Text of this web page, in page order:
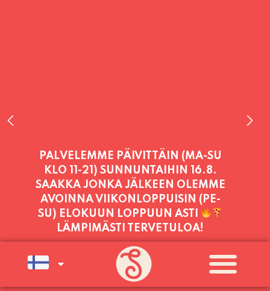
PALVELEMME TÄNÄÄN:
TORSTAI 11:00 - 21:00
PALVELEMME PÄIVITTÄIN (MA-SU
KLO 11-21) SUNNUNTAIHIN 16.8.
SAAKKA JONKA JÄLKEEN OLEMME
AVOINNA VIIKONLOPPUISIN (PE-
SU) ELOKUUN LOPPUUN ASTI
LÄMPIMÄSTI TERVETULOA!